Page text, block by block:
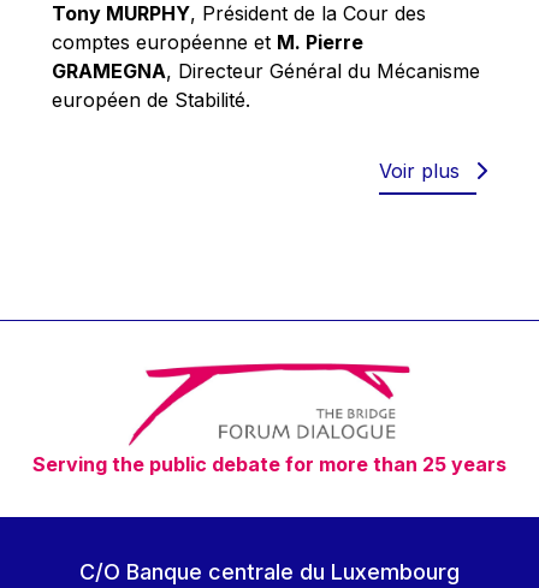
Richard Pelly
Robert Goebbels
Robert REYNDERS
Timothy Radcliffe
Vaclav Klaus
Vassilios Skouris
Vítor Manuel da Silva Caldeira
Viviane Reding
Walter Hagg
Tony MURPHY, Président de la Cour des
comptes européenne et M. Pierre
GRAMEGNA, Directeur Général du Mécanisme
européen de Stabilité.
Voir plus
Serving the public debate for more than 25 years
C/O Banque centrale du Luxembourg